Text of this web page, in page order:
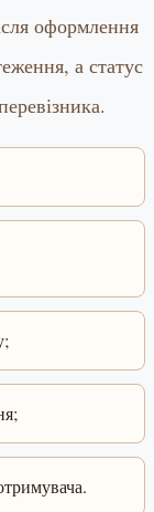
оформлення
а статус